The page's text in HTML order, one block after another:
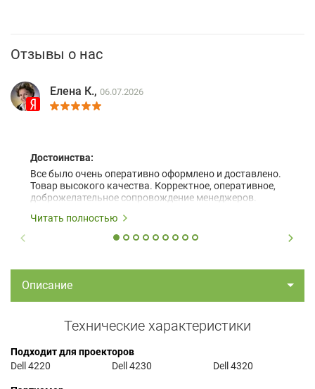
Отзывы о нас
Елена К., 06.07.2026
Достоинства:
Все было очень оперативно оформлено и доставлено.
Товар высокого качества. Корректное, оперативное,
доброжелательное сопровождение менеджеров.
Читать полностью
Описание
Технические характеристики
Подходит для проекторов
Dell 4220
Dell 4230 Dell 4320